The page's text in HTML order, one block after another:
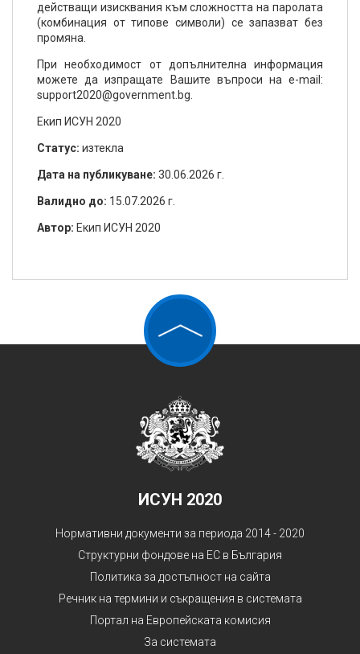
действащи изисквания към сложността на паролата
(комбинация от типове символи) се запазват без
промяна.
При необходимост от допълнителна информация
можете да изпращате Вашите въпроси на e-mail:
support2020@government.bg.
Екип ИСУН 2020
Статус: изтекла
Дата на публикуване: 30.06.2026 г.
Валидно до: 15.07.2026 г.
Aвтор: Екип ИСУН 2020
ИСУН 2020
Нормативни документи за периода 2014 - 2020
Структурни фондове на ЕС в България
Политика за достъпност на сайта
Речник на термини и съкращения в системата
Портал на Европейската комисия
За системата